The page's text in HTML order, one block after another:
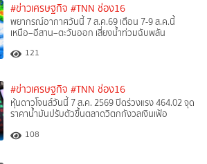
#ข่าวเศรษฐกิจ #TNN ช่อง16
พยากรณ์อากาศวันนี้ 7 ส.ค.69 เตือน 7-9 ส.ค.นี้
เหนือ–อีสาน–ตะวันออก เสี่ยงน้ำท่วมฉับพลัน
121
#ข่าวเศรษฐกิจ #TNN ช่อง16
หุ้นดาวโจนส์วันนี้ 7 ส.ค. 2569 ปิดร่วงแรง 464.02 จุด
ราคาน้ำมันปรับตัวขึ้นตลาดวิตกกังวลเงินเฟ้อ
108